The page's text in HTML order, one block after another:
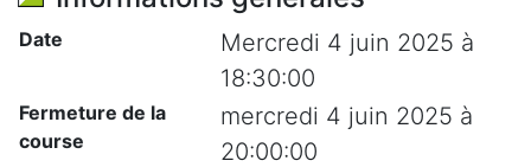
Date
Mercredi 4 juin 2025 à
18:30:00
Fermeture de la
course
mercredi 4 juin 2025 à
20:00:00